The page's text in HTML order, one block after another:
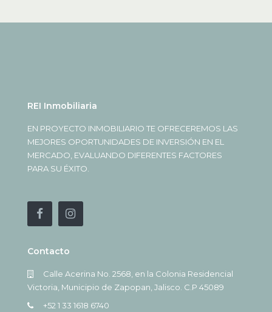
REI Inmobiliaria
EN PROYECTO INMOBILIARIO TE OFRECEREMOS LAS
MEJORES OPORTUNIDADES DE INVERSIÓN EN EL
MERCADO, EVALUANDO DIFERENTES FACTORES
PARA SU ÉXITO.
Contacto
Calle Acerina No. 2568, en la Colonia Residencial
Victoria, Municipio de Zapopan, Jalisco. C.P 45089
+52 1 33 1618 6740